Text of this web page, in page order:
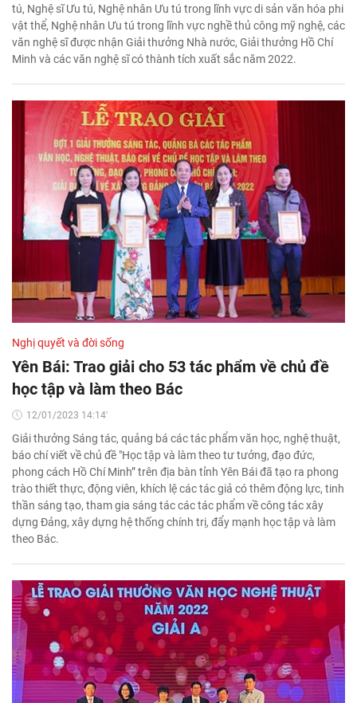
tú, Nghệ sĩ Ưu tú, Nghệ nhân Ưu tú trong lĩnh vực di sản văn hóa phi
vật thể, Nghệ nhân Ưu tú trong lĩnh vực nghề thủ công mỹ nghệ, các
văn nghệ sĩ được nhận Giải thưởng Nhà nước, Giải thưởng Hồ Chí
Minh và các văn nghệ sĩ có thành tích xuất sắc năm 2022.
Nghị quyết và đời sống
Yên Bái: Trao giải cho 53 tác phẩm về chủ đề
học tập và làm theo Bác
12/01/2023 14:14'
Giải thưởng Sáng tác, quảng bá các tác phẩm văn học, nghệ thuật,
báo chí viết về chủ đề "Học tập và làm theo tư tưởng, đạo đức,
phong cách Hồ Chí Minh” trên địa bàn tỉnh Yên Bái đã tạo ra phong
trào thiết thực, động viên, khích lệ các tác giả có thêm động lực, tinh
thần sáng tạo, tham gia sáng tác các tác phẩm về công tác xây
dựng Đảng, xây dựng hệ thống chính trị, đẩy mạnh học tập và làm
theo Bác.